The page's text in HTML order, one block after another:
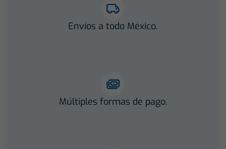
Envíos a todo México.
Múltiples formas de pago.